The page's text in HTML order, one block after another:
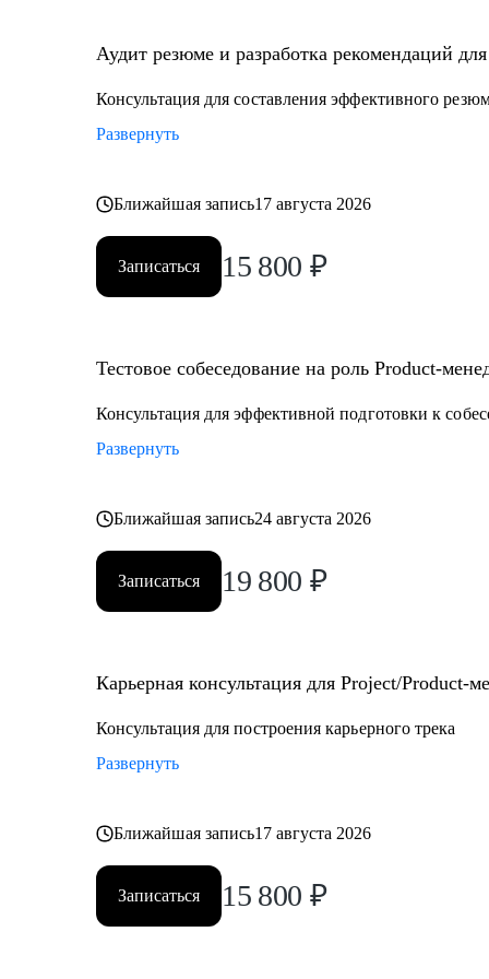
• Junior и middle project/product-менеджмента,
• Тем, кто хочет войти в IT и начать строить карьеру с
Аудит резюме и разработка рекомендаций
Консультация для составления эффективного
Развернуть
Ближайшая запись17 августа 2026
Записаться 15 800 ₽
Тестовое собеседование на роль Product-
Консультация для эффективной подготовки к
Развернуть
Ближайшая запись24 августа 2026
Записаться 19 800 ₽
Карьерная консультация для Project/Product-
Консультация для построения карьерного трека
Развернуть
Ближайшая запись17 августа 2026
Записаться 15 800 ₽